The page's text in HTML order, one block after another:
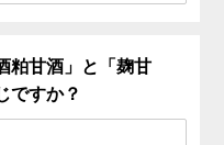
粕甘酒」と「麹甘
ですか？